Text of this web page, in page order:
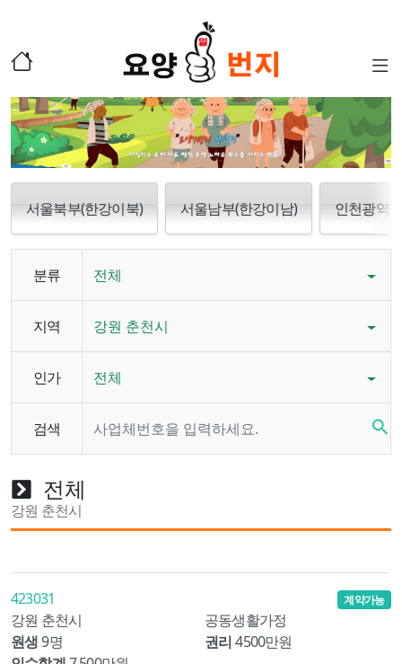
서울북부(한강이북) 서울남부(한강이남) 인천광역시
분류 전체
지역 강원 춘천시
인가 전체
검색 search
전체
강원 춘천시
423031
강원 춘천시
공동생활가정
원생 9명 권리 4500만원
계약가능